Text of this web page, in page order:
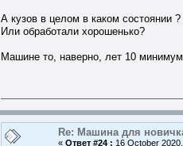
А кузов в целом в каком состоянии ?
Или обработали хорошенько?
Машине то, наверно, лет 10
Re: Машина для
« Ответ #24 : 16 October